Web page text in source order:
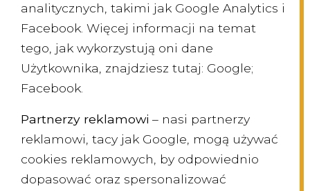
analitycznych, takimi jak Google Analytics i
Facebook. Więcej informacji na temat
tego, jak wykorzystują oni dane
Użytkownika, znajdziesz tutaj: Google;
Facebook.
Partnerzy reklamowi – nasi partnerzy
reklamowi, tacy jak Google, mogą używać
cookies reklamowych, by odpowiednio
dopasować oraz spersonalizować